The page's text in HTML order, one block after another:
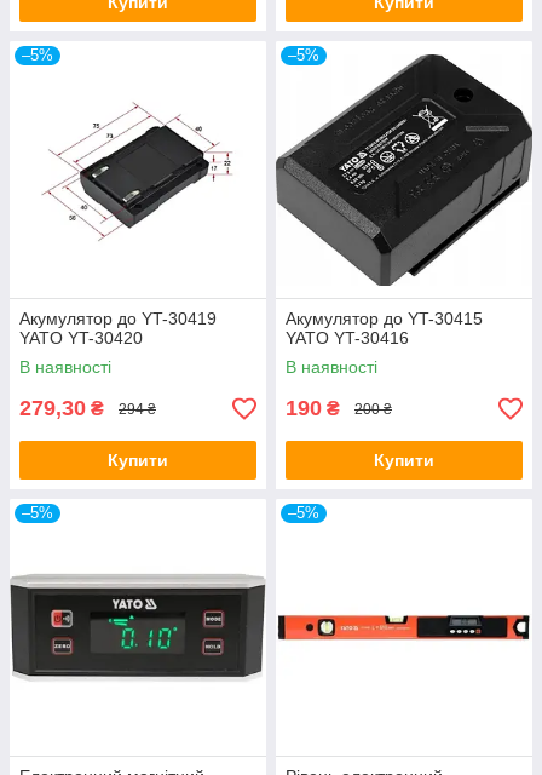
–5%
Акумулятор до YT-30419
YATO YT-30420
В наявності
279,30 ₴ 294 ₴
Купити
–5%
Акумулятор до YT-30415
YATO YT-30416
В наявності
190 ₴ 200 ₴
Купити
–5% –5%